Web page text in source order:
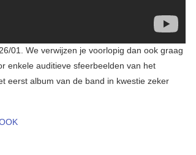
01. We verwijzen je voorlopig dan ook graag
enkele auditieve sfeerbeelden van het
eerst album van de band in kwestie zeker